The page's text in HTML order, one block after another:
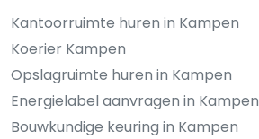
Kantoorruimte huren in Kampen
Koerier Kampen
Opslagruimte huren in Kampen
Energielabel aanvragen in Kampen
Bouwkundige keuring in Kampen